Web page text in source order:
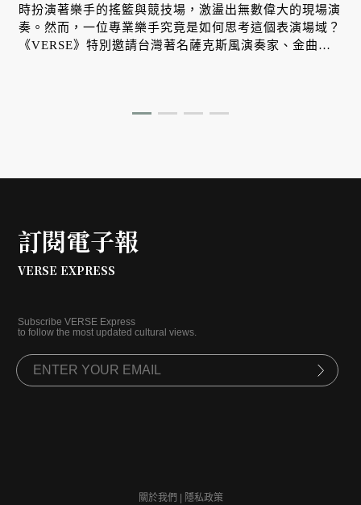
時扮演著樂手的搖籃與競技場，激盪出無數偉大的現場演
奏。然而，一位專業樂手究竟是如何思考這個表演場域？
《VERSE》特別邀請台灣著名薩克斯風演奏家、金曲獎
訂閱電子報
VERSE EXPRESS
Subscribe VERSE Express
to follow the most updated cultural views.
關於我們 隱私政策